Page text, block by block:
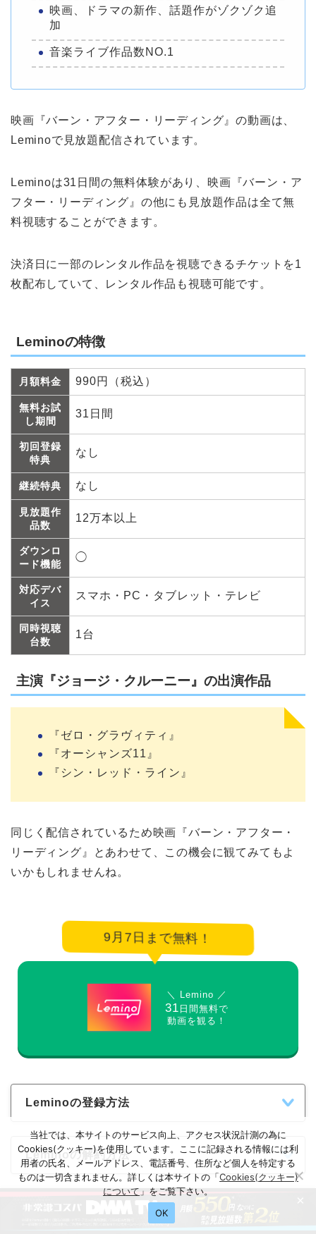
映画、ドラマの新作、話題作がゾクゾク追
加
音楽ライブ作品数NO.1
映画『バーン・アフター・リーディング』の動画は、
Leminoで見放題配信されています。
Leminoは31日間の無料体験があり、映画『バーン・ア
フター・リーディング』の他にも見放題作品は全て無
料視聴することができます。
決済日に一部のレンタル作品を視聴できるチケットを1
枚配布していて、レンタル作品も視聴可能です。
Leminoの特徴
月額料金 990円（税込）
無料お試
し期間
31日間
初回登録
特典
なし
継続特典 なし
見放題作
品数
12万本以上
ダウンロ
ード機能
◯
対応デバ
イス
スマホ・PC・タブレット・テレビ
同時視聴
台数
1台
主演『ジョージ・クルーニー』の出演作品
『ゼロ・グラヴィティ』
『オーシャンズ11』
『シン・レッド・ライン』
同じく配信されているため映画『バーン・アフター・
リーディング』とあわせて、この機会に観てみてもよ
いかもしれませんね。
9月7日まで無料！
＼ Lemino ／
31 日間無料で
動画を観る！
Leminoの登録方法
Leminoの解約方法
当社では、本サイトのサービス向上、アクセス状況計測の為に
Cookies(クッキー)を使用しています。ここに記録される情報には利
用者の氏名、メールアドレス、電話番号、住所など個人を特定する
ものは一切含まれません。詳しくは本サイトの「Cookies(クッキー)
について 」をご覧下さい。
OK